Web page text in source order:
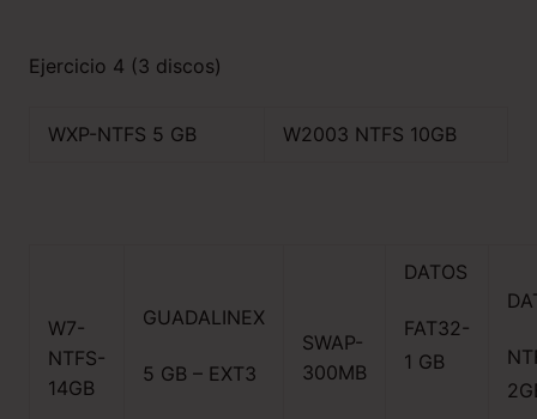
Ejercicio 4 (3 discos)
WXP-NTFS 5 GB W2003 NTFS 10GB
W7-
NTFS-
14GB
GUADALINEX
5 GB – EXT3
SWAP-
300MB
DATOS
FAT32-
1 GB